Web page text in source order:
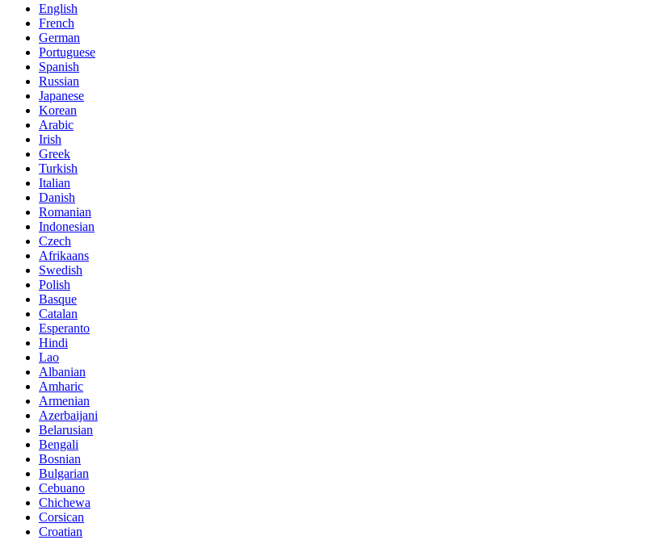
English
French
German
Portuguese
Spanish
Russian
Japanese
Korean
Arabic
Irish
Greek
Turkish
Italian
Danish
Romanian
Indonesian
Czech
Afrikaans
Swedish
Polish
Basque
Catalan
Esperanto
Hindi
Lao
Albanian
Amharic
Armenian
Azerbaijani
Belarusian
Bengali
Bosnian
Bulgarian
Cebuano
Chichewa
Corsican
Croatian